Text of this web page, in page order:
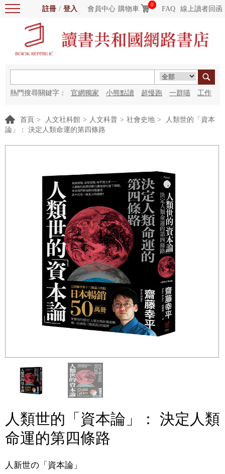
註冊 / 登入 會員中心 購物車
0
FAQ 線上讀者回函
熱門搜尋關鍵字： 官網獨家 小熊點讀 超慢跑 一群喵 工作
首頁 > 人文社科館 > 人文科普 > 社會史地 >
人類世的「資本
論」： 決定人類命運的第四條路
人類世的「資本論」： 決定人類
命運的第四條路
人新世の「資本論」